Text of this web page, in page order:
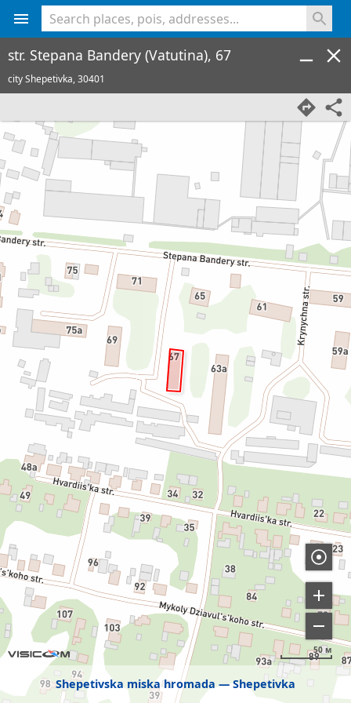
Shepetivska miska hromada Shepetivka
50 м
str. Stepana Bandery (Vatutina), 67
city Shepetivka,30401
<% console.log(hcard) %>